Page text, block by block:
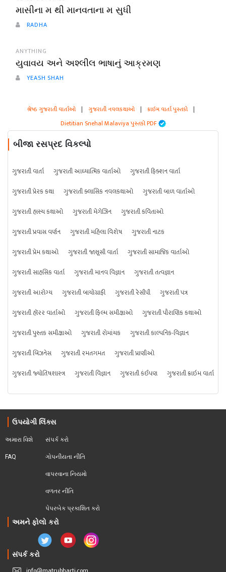
માસીના મ થી માનવતાના મ સુધી
RADHA
ANYTHING
યુવાવય અને અશ્લીલ ભાષાનું આક્રમણ
YEASH SHAH
શ્રેષ્ઠ ગુજરાતી વાર્તાઓ | ગુજરાતી નવલકથાઓ | ક્રાઇમ વાર્તા પુસ્તકો |
Dietitian Snehal Malaviya પુસ્તકો PDF
બીજા રસપ્રદ વિકલ્પો
ગુજરાતી વાર્તા ગુજરાતી આધ્યાત્મિક વાર્તાઓ
ગુજરાતી ફિક્શન વાર્તા
ગુજરાતી પ્રેરક કથા
ગુજરાતી ક્લાસિક નવલકથાઓ
ગુજરાતી બાળ વાર્તાઓ
ગુજરાતી હાસ્ય કથાઓ
ગુજરાતી મેગેઝિન
ગુજરાતી કવિતાઓ
ગુજરાતી પ્રવાસ વર્ણન
ગુજરાતી મહિલા વિશેષ
ગુજરાતી નાટક
ગુજરાતી પ્રેમ કથાઓ
ગુજરાતી જાસૂસી વાર્તા
ગુજરાતી સામાજિક વાર્તાઓ
ગુજરાતી સાહસિક વાર્તા
ગુજરાતી માનવ વિજ્ઞાન
ગુજરાતી તત્વજ્ઞાન
ગુજરાતી આરોગ્ય
ગુજરાતી બાયોગ્રાફી ગુજરાતી રેસીપી
ગુજરાતી પત્ર
ગુજરાતી હૉરર વાર્તાઓ
ગુજરાતી ફિલ્મ સમીક્ષાઓ
ગુજરાતી પૌરાણિક કથાઓ
ગુજરાતી પુસ્તક સમીક્ષાઓ
ગુજરાતી રોમાંચક
ગુજરાતી કાલ્પનિક-વિજ્ઞાન
ગુજરાતી બિઝનેસ
ગુજરાતી રમતગમત
ગુજરાતી પ્રાણીઓ
ગુજરાતી જ્યોતિષશાસ્ત્ર
ગુજરાતી વિજ્ઞાન ગુજરાતી કંઈપણ ગુજરાતી ક્રાઇમ વાર્તા
ઉપયોગી લિંક્સ
અમારા વિશે
FAQ
સંપર્ક કરો
ગોપનીયતા નીતિ
વાપરવાના નિયમો
વળતર નીતિ
પેપરબેક પ્રકાશિત કરો
અમને ફોલો કરો
સંપર્ક કરો